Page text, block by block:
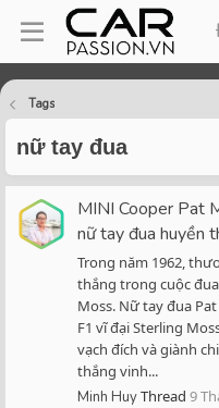
Tags
nữ tay đua
MINI Cooper Pat
nữ tay đua huyền
Trong năm 1962,
thắng trong cuộc
Moss. Nữ tay đua
F1 vĩ đại Sterling
vạch đích và giành
thắng vinh...
Minh HuyThread 9